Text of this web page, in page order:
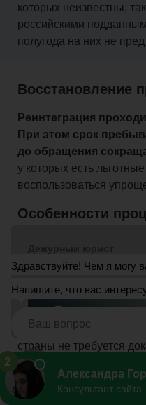
которых неизвестны,
российскими
полугода на них не
Восстановление
Реинтеграция
При этом срок
до обращения
у которых есть
воспользоваться
Особенности
В связи с
законодатели РФ
способ получения
Так, в 2017
в правила, согласно
страны не требуется
от гражданства (такого
на Украине